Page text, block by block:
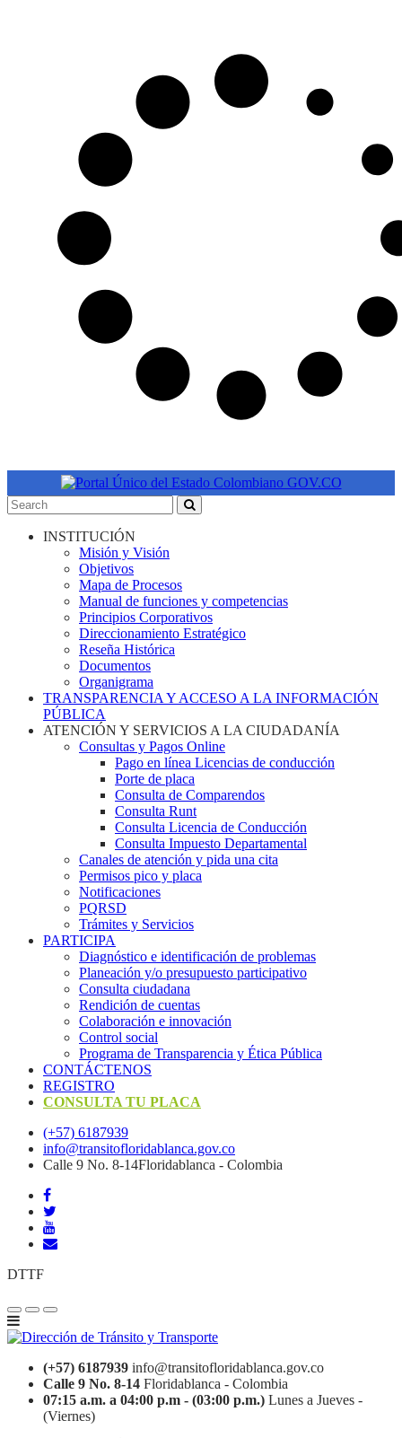
INSTITUCIÓN
Misión y Visión
Objetivos
Mapa de Procesos
Manual de funciones y competencias
Principios Corporativos
Direccionamiento Estratégico
Reseña Histórica
Documentos
Organigrama
TRANSPARENCIA Y ACCESO A LA INFORMACIÓN
PÚBLICA
ATENCIÓN Y SERVICIOS A LA CIUDADANÍA
Consultas y Pagos Online
Pago en línea Licencias de conducción
Porte de placa
Consulta de Comparendos
Consulta Runt
Consulta Licencia de Conducción
Consulta Impuesto Departamental
Canales de atención y pida una cita
Permisos pico y placa
Notificaciones
PQRSD
Trámites y Servicios
PARTICIPA
Diagnóstico e identificación de problemas
Planeación y/o presupuesto participativo​
Consulta ciudadana
Rendición de cuentas
Colaboración e innovación
Control social
Programa de Transparencia y Ética Pública
CONTÁCTENOS
REGISTRO
CONSULTA TU PLACA
(+57) 6187939
info@transitofloridablanca.gov.co
Calle 9 No. 8-14Floridablanca - Colombia
DTTF
(+57) 6187939 info@transitofloridablanca.gov.co
Calle 9 No. 8-14 Floridablanca - Colombia
07:15 a.m. a 04:00 p.m - (03:00 p.m.) Lunes a Jueves -
(Viernes)